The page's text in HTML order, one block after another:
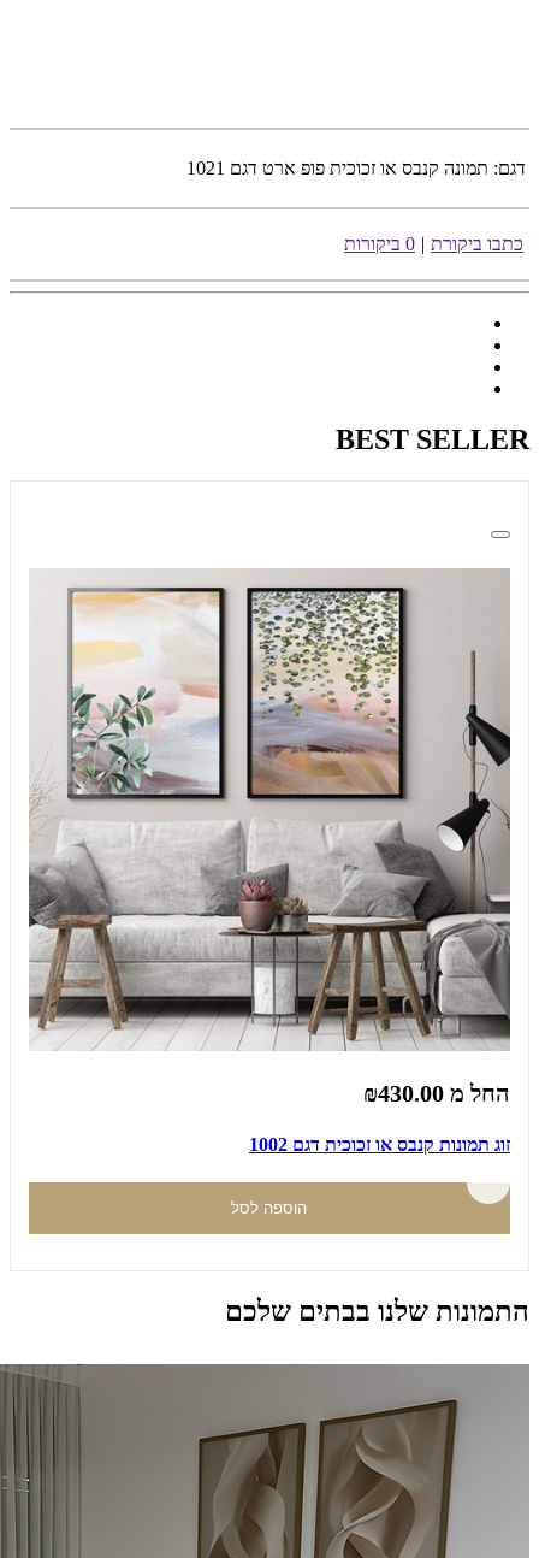
דגם: תמונה קנבס או זכוכית פופ ארט דגם 1021
כתבו ביקורת | 0 ביקורות
BEST SELLER
החל מ ₪430.00
זוג תמונות קנבס או זכוכית דגם 1002
הוספה לסל
התמונות שלנו בבתים שלכם